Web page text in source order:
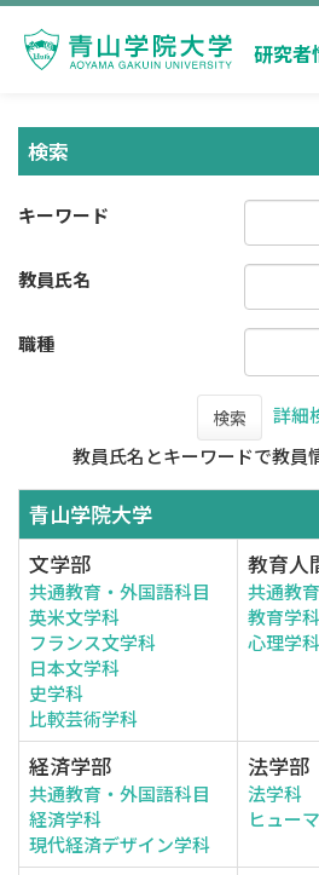
研究者
検索
キーワード
教員氏名
職種
検索
詳細
教員氏名とキーワードで教員
青山学院大学
文学部
共通教育・外国語科目
英米文学科
フランス文学科
日本文学科
史学科
比較芸術学科
教育人
共通教
教育学科
心理学科
経済学部
共通教育・外国語科目
経済学科
現代経済デザイン学科
法学部
法学科
ヒュー